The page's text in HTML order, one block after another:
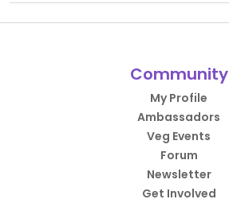
Community
My Profile
Ambassadors
Veg Events
Forum
Newsletter
Get Involved